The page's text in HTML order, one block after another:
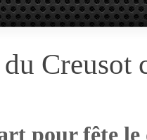
Creusot
pour fête le